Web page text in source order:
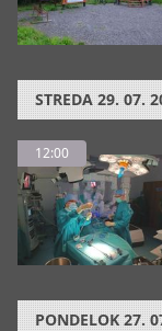
STREDA 29. 07.
12:00
PONDELOK 27.